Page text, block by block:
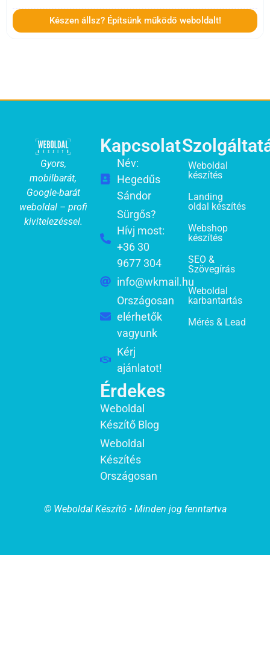
Készen állsz? Építsünk működő weboldalt!
Gyors,
mobilbarát,
Google-barát
weboldal – profi
kivitelezéssel.
Kapcsolat
Név:
Hegedűs
Sándor
Sürgős?
Hívj most:
+36 30
9677 304
info@wkmail.hu
Országosan
elérhetők
vagyunk
Kérj
ajánlatot!
Érdekes
Weboldal
Készítő Blog
Weboldal
Készítés
Országosan
Weboldal
készítés
Landing
oldal készítés
Webshop
készítés
SEO &
Szövegírás
Weboldal
karbantartás
Mérés & Lead
© Weboldal Készítő • Minden jog fenntartva